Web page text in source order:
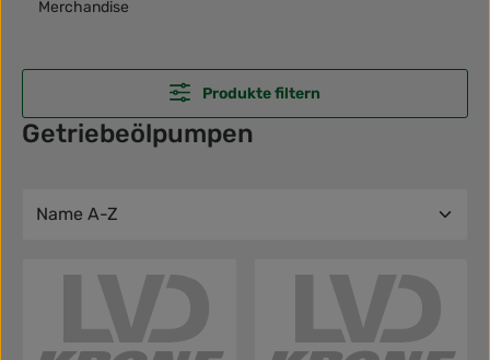
Merchandise
Produkte filtern
Getriebeölpumpen